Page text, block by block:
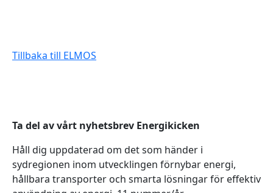
Tillbaka till ELMOS
Ta del av vårt nyhetsbrev Energikicken
Håll dig uppdaterad om det som händer i
sydregionen inom utvecklingen förnybar energi,
hållbara transporter och smarta lösningar för effektiv